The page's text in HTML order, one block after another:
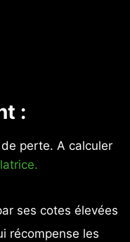
:
perte. A calculer
ses cotes élevées
récompense les